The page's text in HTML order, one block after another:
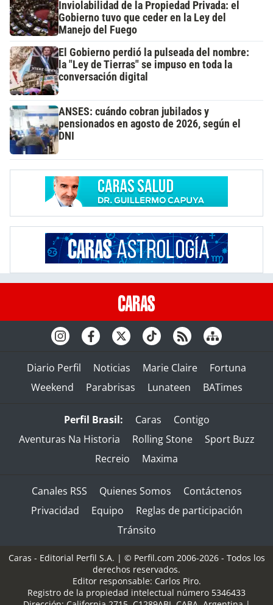
Inviolabilidad de la Propiedad Privada: el
Gobierno tuvo que ceder en la Ley del
Manejo del Fuego
El Gobierno perdió la pulseada del nombre:
la "Ley de Tierras" se impuso en toda la
conversación digital
ANSES: cuándo cobran jubilados y
pensionados en agosto de 2026, según el
DNI
Diario Perfil Noticias Marie Claire
Fortuna
Weekend
Parabrisas Lunateen BATimes
Perfil Brasil: Caras
Contigo
Aventuras Na Historia
Rolling Stone
Sport Buzz
Recreio
Maxima
Canales RSS Quienes Somos
Contáctenos
Privacidad
Equipo
Reglas de participación
Tránsito
Caras - Editorial Perfil S.A. | © Perfil.com 2006-2026 - Todos los
derechos reservados.
Editor responsable: Carlos Piro.
Registro de la propiedad intelectual número 5346433